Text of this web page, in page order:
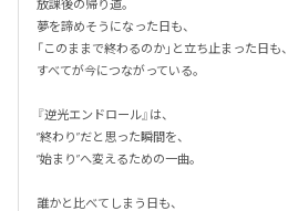
放課後の帰り道。
夢を諦めそうになった日も、
「このままで終わるのか」と立ち止まった日も、
すべてが今につながっている。
『逆光エンドロール』は、
“終わり”だと思った瞬間を、
“始まり”へ変えるための一曲。
誰かと比べてしまう日も、